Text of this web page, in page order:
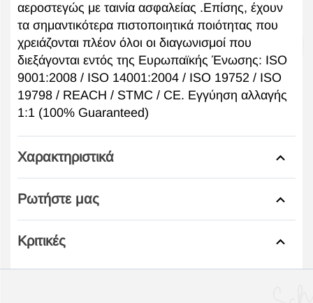
αεροστεγώς με ταινία ασφαλείας .Επίσης, έχουν
τα σημαντικότερα πιστοποιητικά ποιότητας που
χρειάζονται πλέον όλοι οι διαγωνισμοί που
διεξάγονται εντός της Ευρωπαϊκής Ένωσης: ISO
9001:2008 / ISO 14001:2004 / ISO 19752 / ISO
19798 / REACH / STMC / CE. Εγγύηση αλλαγής
1:1 (100% Guaranteed)
Χαρακτηριστικά
Ρωτήστε μας
Κριτικές